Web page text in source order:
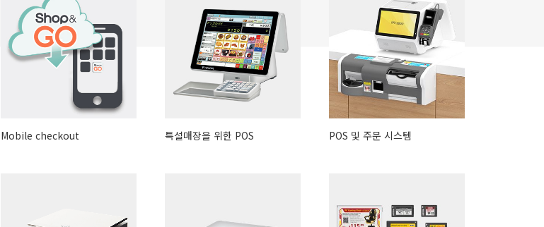
Mobile checkout 특설매장을 위한 POS POS 및 주문 시스템